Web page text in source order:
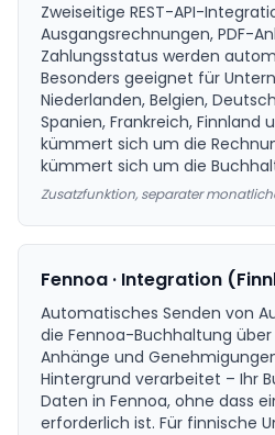
Zweiseitige REST-API-
Ausgangsrechnungen, PDF-
Zahlungsstatus werden
Besonders geeignet für
Niederlanden, Belgien,
Spanien, Frankreich, Finnland
kümmert sich um die
kümmert sich um die
Zusatzfunktion, separater
Fennoa · Integration
Automatisches Senden von
die Fennoa-Buchhaltung über
Anhänge und
Hintergrund verarbeitet – Ihr
Daten in Fennoa, ohne dass
erforderlich ist. Für finnische